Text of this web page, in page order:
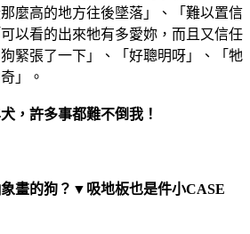
麼高的地方往後墜落」、「難以置信
以看的出來牠有多愛妳，而且又信任
緊張了一下」、「好聰明呀」、「牠
」。
，許多事都難不倒我！
畫的狗？▼吸地板也是件小CASE